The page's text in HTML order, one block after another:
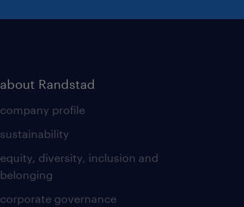
about Randstad
company profile
sustainability
equity, diversity, inclusion and
belonging
corporate governance